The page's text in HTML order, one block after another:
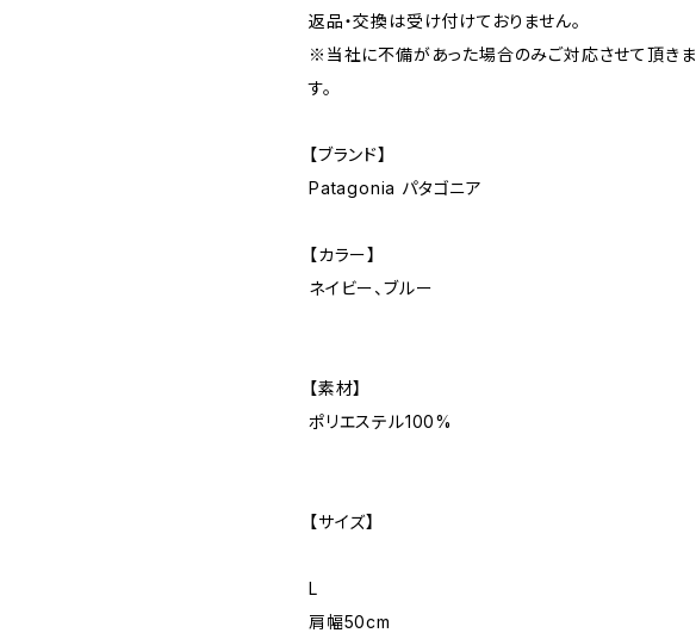
返品・交換は受け付けておりません。
※当社に不備があった場合のみご対応させて頂きま
す。
【ブランド】
Patagonia パタゴニア
【カラー】
ネイビー、ブルー
【素材】
ポリエステル100%
【サイズ】
L
肩幅50cm